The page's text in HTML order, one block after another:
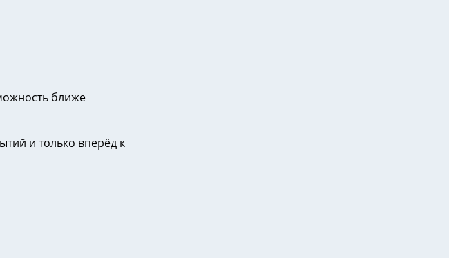
ближе
и только вперёд к